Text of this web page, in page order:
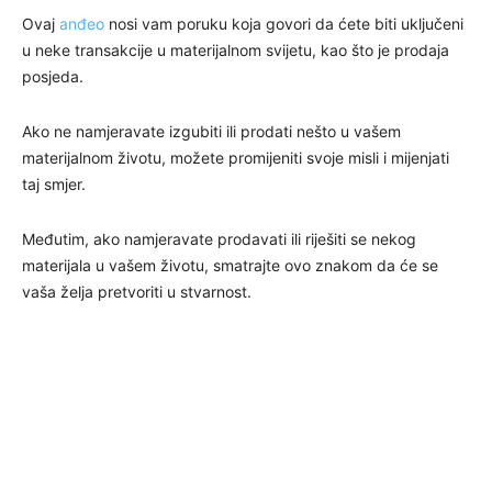
Ovaj anđeo nosi vam poruku koja govori da ćete biti uključeni
u neke transakcije u materijalnom svijetu, kao što je prodaja
posjeda.
Ako ne namjeravate izgubiti ili prodati nešto u vašem
materijalnom životu, možete promijeniti svoje misli i mijenjati
taj smjer.
Međutim, ako namjeravate prodavati ili riješiti se nekog
materijala u vašem životu, smatrajte ovo znakom da će se
vaša želja pretvoriti u stvarnost.